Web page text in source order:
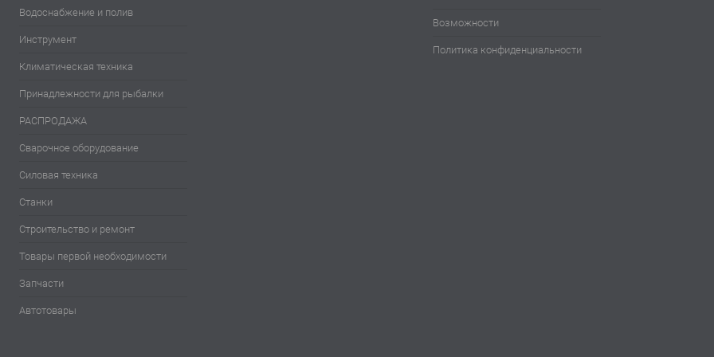
Водоснабжение и полив
Инструмент
Климатическая техника
Принадлежности для рыбалки
РАСПРОДАЖА
Сварочное оборудование
Силовая техника
Станки
Строительство и ремонт
Товары первой необходимости
Запчасти
Автотовары
Возможности
Политика конфиденциальности